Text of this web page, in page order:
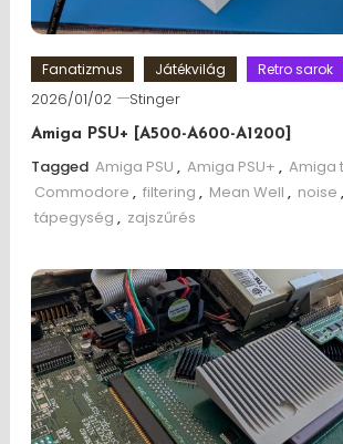
Fanatizmus Játékvilág Retro sarok
2026/01/02 Stinger
Amiga PSU+ [A500-A600-A1200]
Tagged Amiga PSU , Amiga PSU+ , Amiga
Commodore , filtering , Mean Well , noise ,
tápegység , zajszűrés